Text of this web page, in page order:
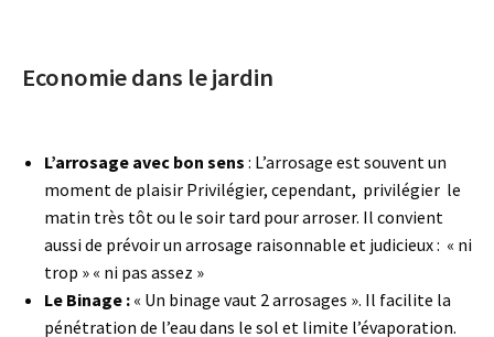
Economie dans le jardin
L’arrosage avec bon sens : L’arrosage est souvent un
moment de plaisir Privilégier, cependant, privilégier le
matin très tôt ou le soir tard pour arroser. Il convient
aussi de prévoir un arrosage raisonnable et judicieux : « ni
trop » « ni pas assez »
Le Binage : « Un binage vaut 2 arrosages ». Il facilite la
pénétration de l’eau dans le sol et limite l’évaporation.